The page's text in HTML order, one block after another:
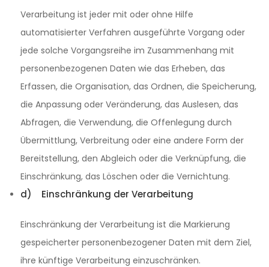
Verarbeitung ist jeder mit oder ohne Hilfe
automatisierter Verfahren ausgeführte Vorgang oder
jede solche Vorgangsreihe im Zusammenhang mit
personenbezogenen Daten wie das Erheben, das
Erfassen, die Organisation, das Ordnen, die Speicherung,
die Anpassung oder Veränderung, das Auslesen, das
Abfragen, die Verwendung, die Offenlegung durch
Übermittlung, Verbreitung oder eine andere Form der
Bereitstellung, den Abgleich oder die Verknüpfung, die
Einschränkung, das Löschen oder die Vernichtung.
d) Einschränkung der Verarbeitung
Einschränkung der Verarbeitung ist die Markierung
gespeicherter personenbezogener Daten mit dem Ziel,
ihre künftige Verarbeitung einzuschränken.